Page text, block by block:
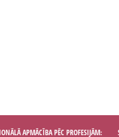
APMĀCĪBA PĒC PROFESIJĀM: